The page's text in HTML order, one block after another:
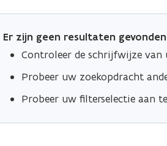
Er zijn geen resultaten
Controleer de schrijfwijze van
Probeer uw zoekopdracht
Probeer uw filterselectie aan